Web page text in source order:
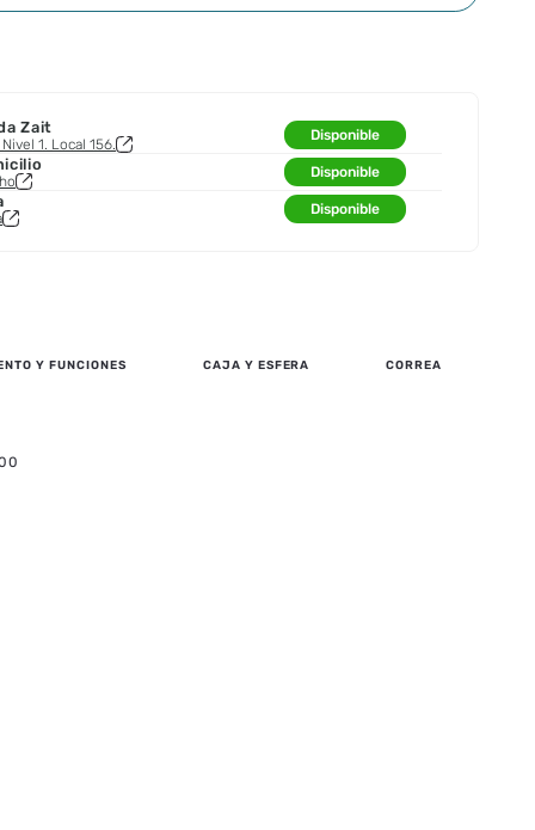
Zait
1. Local 156.
Disponible
Disponible
Disponible
Y FUNCIONES CAJA Y ESFERA CORREA